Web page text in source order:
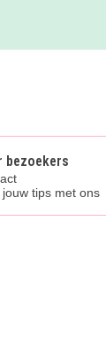
bezoekers
jouw tips met ons